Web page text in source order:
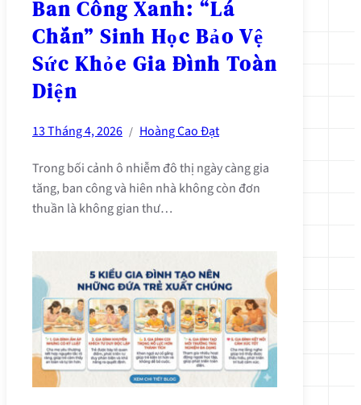
Ban Công Xanh: “Lá
Chắn” Sinh Học Bảo Vệ
Sức Khỏe Gia Đình Toàn
Diện
13 Tháng 4, 2026 / Hoàng Cao Đạt
Trong bối cảnh ô nhiễm đô thị ngày càng gia
tăng, ban công và hiên nhà không còn đơn
thuần là không gian thư…